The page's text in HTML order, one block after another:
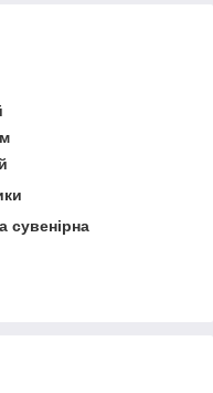
сувенірна